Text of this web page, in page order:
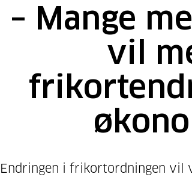
– Mange
vil
Endringen i frikortordningen vil